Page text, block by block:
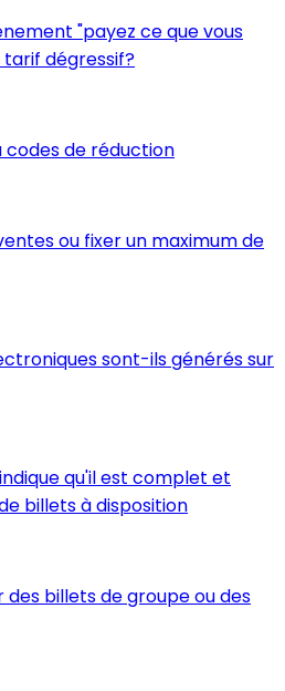
"payez ce que vous
tarif dégressif?
codes de réduction
ou fixer un maximum de
sont-ils générés sur
qu'il est complet et
billets à disposition
billets de groupe ou des